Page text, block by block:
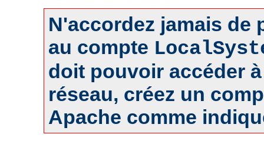
N'accordez jamais de
au compte
doit pouvoir accéder
réseau, créez un
Apache comme